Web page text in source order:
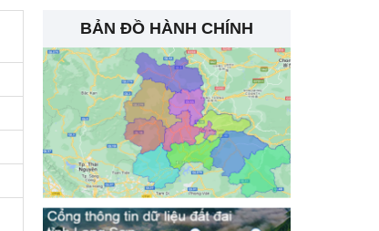
BẢN ĐỒ HÀNH CHÍNH